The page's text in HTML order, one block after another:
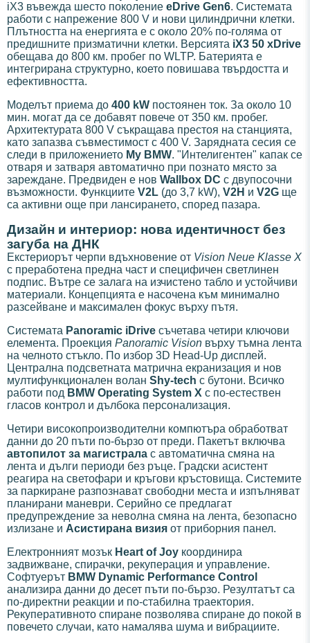
iX3 въвежда шесто поколение eDrive Gen6. Системата
работи с напрежение 800 V и нови цилиндрични клетки.
Плътността на енергията е с около 20% по-голяма от
предишните призматични клетки. Версията iX3 50 xDrive
обещава до 800 км. пробег по WLTP. Батерията е
интегрирана структурно, което повишава твърдостта и
ефективността.
Моделът приема до 400 kW постоянен ток. За около 10
мин. могат да се добавят повече от 350 км. пробег.
Архитектурата 800 V съкращава престоя на станцията,
като запазва съвместимост с 400 V. Зарядната сесия се
следи в приложението My BMW. "Интелигентен" капак се
отваря и затваря автоматично при познато място за
зареждане. Предвиден е нов Wallbox DC с двупосочни
възможности. Функциите V2L (до 3,7 kW), V2H и V2G ще
са активни още при лансирането, според пазара.
Дизайн и интериор: нова идентичност без
загуба на ДНК
Екстериорът черпи вдъхновение от Vision Neue Klasse X
с преработена предна част и специфичен светлинен
подпис. Вътре се залага на изчистено табло и устойчиви
материали. Концепцията е насочена към минимално
разсейване и максимален фокус върху пътя.
Системата Panoramic iDrive съчетава четири ключови
елемента. Проекция Panoramic Vision върху тъмна лента
на челното стъкло. По избор 3D Head-Up дисплей.
Централна подсветната матрична екранизация и нов
мултифункционален волан Shy-tech с бутони. Всичко
работи под BMW Operating System X с по-естествен
гласов контрол и дълбока персонализация.
Четири високопроизводителни компютъра обработват
данни до 20 пъти по-бързо от преди. Пакетът включва
автопилот за магистрала с автоматична смяна на
лента и дълги периоди без ръце. Градски асистент
реагира на светофари и кръгови кръстовища. Системите
за паркиране разпознават свободни места и изпълняват
планирани маневри. Серийно се предлагат
предупреждение за неволна смяна на лента, безопасно
излизане и Асистирана визия от приборния панел.
Електронният мозък Heart of Joy координира
задвижване, спирачки, рекуперация и управление.
Софтуерът BMW Dynamic Performance Control
анализира данни до десет пъти по-бързо. Резултатът са
по-директни реакции и по-стабилна траектория.
Рекуперативното спиране позволява спиране до покой в
повечето случаи, като намалява шума и вибрациите.